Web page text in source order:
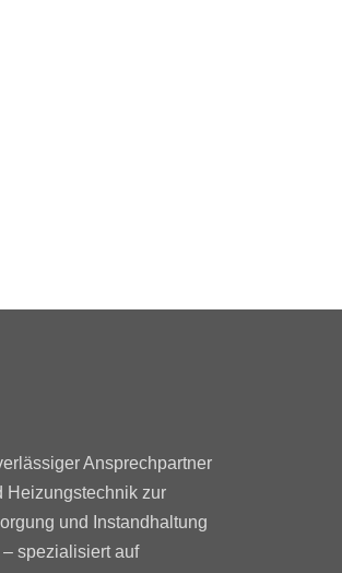
Ansprechpartner
Heizungstechnik zur
und Instandhaltung
spezialisiert auf